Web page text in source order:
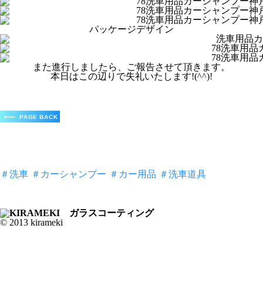
パッケージデザイン
また進行しましたら、ご報告させて頂きます。
本日はこの辺りで失礼いたします!(^^)!
＃洗車 ＃カーシャンプー ＃カー用品 ＃洗車道具
© 2013 kirameki